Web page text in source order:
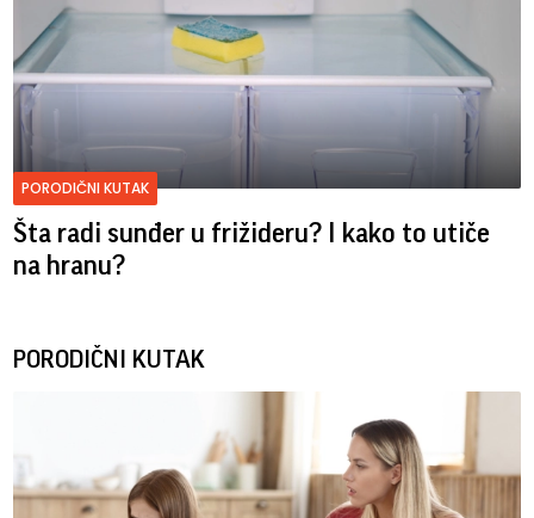
PORODIČNI KUTAK
Šta radi sunđer u frižideru? I kako to utiče
na hranu?
PORODIČNI KUTAK